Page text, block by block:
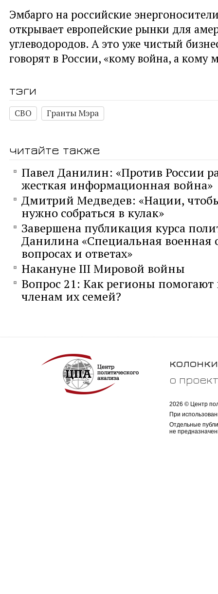
Эмбарго на российские
открывает европейские рынки для
углеводородов. А это уже чистый
говорят в России, «кому война, а кому
тэги
СВО Гранты Мэра
читайте также
Павел Данилин: «Против России
жесткая информационная война»
Дмитрий Медведев: «Нации,
нужно собраться в кулак»
Завершена публикация курса
Данилина «Специальная военная
вопросах и ответах»
Накануне III Мировой войны
Вопрос 21: Как регионы
членам их семей?
колонки
о
2026 © Центр
При
Отдельные
не